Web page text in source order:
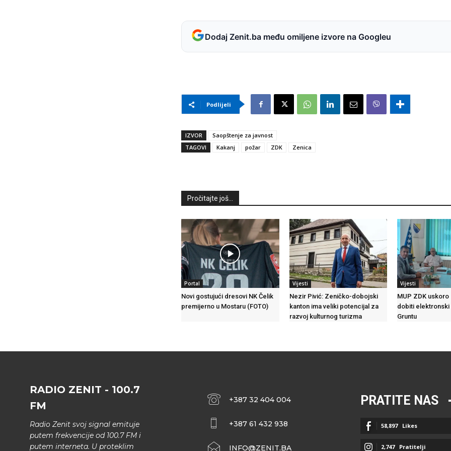
Dodaj Zenit.ba među omiljene izvore na Googleu
Podlijeli
IZVOR
Saopštenje za javnost
TAGOVI
Kakanj požar ZDK Zenica
Pročitajte još...
Portal
Novi gostujući dresovi NK Čelik
premijerno u Mostaru (FOTO)
Vijesti
Nezir Pivić: Zeničko-dobojski
kanton ima veliki potencijal za
razvoj kulturnog turizma
Vijesti
MUP ZDK
dobiti
Gruntu
RADIO ZENIT - 100.7
FM
Radio Zenit svoj signal emituje
putem frekvencije od 100.7 FM i
putem interneta. U proteklim
+387 32 404 004
+387 61 432 938
INFO@ZENIT.BA
PRATITE NAS
58,897 Likes
2,747 Pratitelji